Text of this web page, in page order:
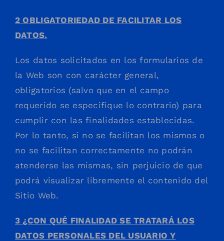
2 OBLIGATORIEDAD DE FACILITAR LOS
DATOS.
Los datos solicitados en los formularios de
la Web son con carácter general,
obligatorios (salvo que en el campo
requerido se especifique lo contrario) para
cumplir con las finalidades establecidas.
Por lo tanto, si no se facilitan los mismos o
no se facilitan correctamente no podrán
atenderse las mismas, sin perjuicio de que
podrá visualizar libremente el contenido del
Sitio Web.
3 ¿CON QUÉ FINALIDAD SE TRATARÁ LOS
DATOS PERSONALES DEL USUARIO Y